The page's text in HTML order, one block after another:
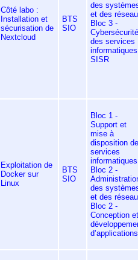
Côté labo :
Installation et
sécurisation de
Nextcloud
BTS
SIO
des
et des
Bloc 3 -
Cybersécurité
des services
SISR
Exploitation de
Docker sur
Linux
BTS
SIO
Bloc 1 -
Support et
mise à
disposition de
services
informatiques
Bloc 2 -
des
et des
Bloc 2 -
Conception et
d’applications